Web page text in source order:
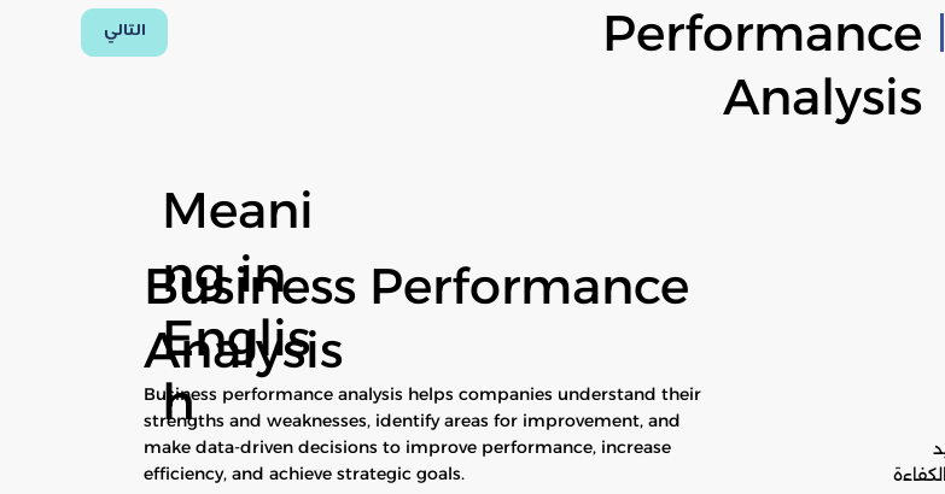
التالي
Performance
Analysis
Meani
ng in
Englis
h
Business Performance
Analysis
Business performance analysis helps companies understand their
strengths and weaknesses, identify areas for improvement, and
make data-driven decisions to improve performance, increase
efficiency, and achieve strategic goals.